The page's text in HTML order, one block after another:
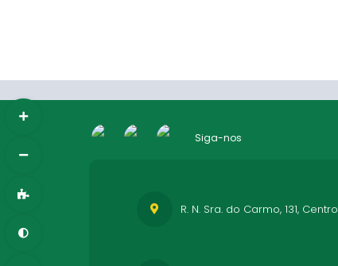
Siga-nos
R. N. Sra. do Carmo, 131, Centro